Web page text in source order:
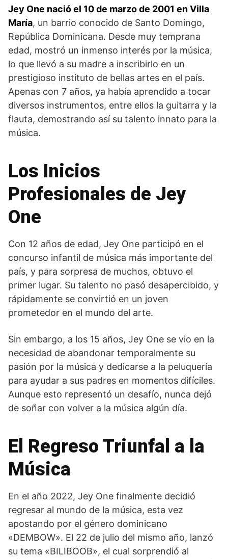
Jey One nació el 10 de marzo de 2001 en Villa
María, un barrio conocido de Santo Domingo,
República Dominicana. Desde muy temprana
edad, mostró un inmenso interés por la música,
lo que llevó a su madre a inscribirlo en un
prestigioso instituto de bellas artes en el país.
Apenas con 7 años, ya había aprendido a tocar
diversos instrumentos, entre ellos la guitarra y la
flauta, demostrando así su talento innato para la
música.
Los Inicios
Profesionales de Jey
One
Con 12 años de edad, Jey One participó en el
concurso infantil de música más importante del
país, y para sorpresa de muchos, obtuvo el
primer lugar. Su talento no pasó desapercibido, y
rápidamente se convirtió en un joven
prometedor en el mundo del arte.
Sin embargo, a los 15 años, Jey One se vio en la
necesidad de abandonar temporalmente su
pasión por la música y dedicarse a la peluquería
para ayudar a sus padres en momentos difíciles.
Aunque esto representó un desafío, nunca dejó
de soñar con volver a la música algún día.
El Regreso Triunfal a la
Música
En el año 2022, Jey One finalmente decidió
regresar al mundo de la música, esta vez
apostando por el género dominicano
«DEMBOW». El 22 de julio del mismo año, lanzó
su tema «BILIBOOB», el cual sorprendió al